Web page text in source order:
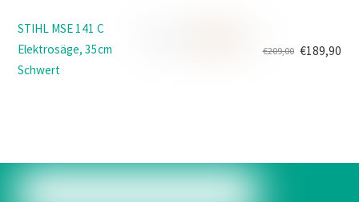
war:
€499,00
ist:
€419,90.
STIHL MSE 141 C
Elektrosäge, 35cm
Schwert
€209,00
Ursprünglicher
€189,90